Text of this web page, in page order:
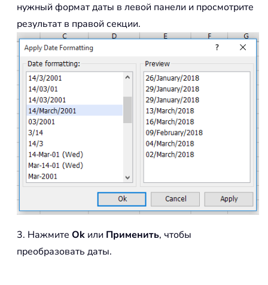
нужный формат даты в левой панели и просмотрите
результат в правой секции.
3. Нажмите Ok или Применить, чтобы
преобразовать даты.